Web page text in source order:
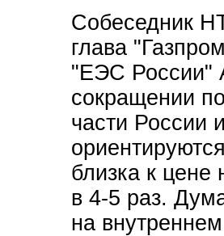
Собеседник
глава
"ЕЭС России"
сокращении
части России
близка к цене
в 4-5 раз.
на